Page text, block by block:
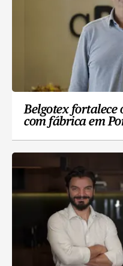
Belgotex fortalece
com fábrica em